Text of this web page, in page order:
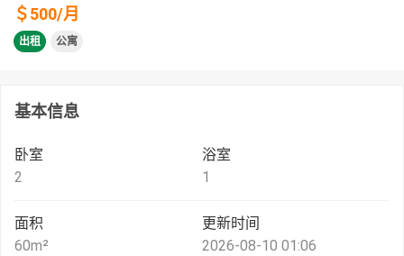
＄500/月
出租 公寓
基本信息
卧室
2
浴室
1
面积
60m²
更新时间
2026-08-10 01:06